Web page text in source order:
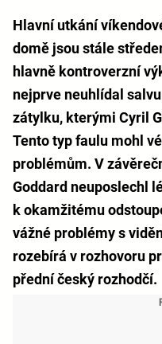
Hlavní utkání
domě jsou stále
hlavně kontroverzní
nejprve neuhlídal
zátylku, kterými Cyril
Tento typ faulu mohl
problémům. V
Goddard neuposlechl
k okamžitému
vážné problémy s
rozebírá v rozhovoru
přední český rozhodčí.